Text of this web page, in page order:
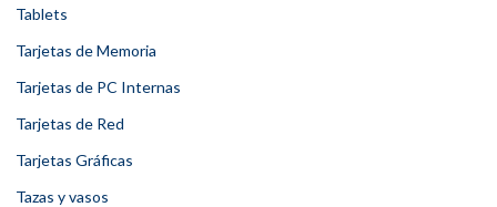
Tablets
Tarjetas de Memoria
Tarjetas de PC Internas
Tarjetas de Red
Tarjetas Gráficas
Tazas y vasos